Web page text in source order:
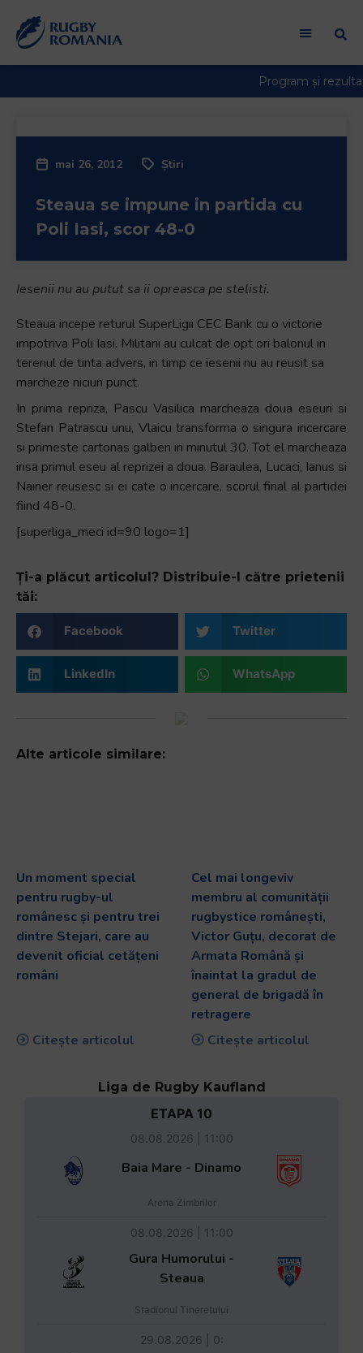
mai 26, 2012 Știri
Steaua se impune in partida cu
Poli Iasi, scor 48-0
Iesenii nu au putut sa ii opreasca pe stelisti.
Steaua incepe returul SuperLigii CEC Bank cu o victorie
impotriva Poli Iasi. Militarii au culcat de opt ori balonul in
terenul de tinta advers, in timp ce iesenii nu au reusit sa
marcheze niciun punct.
In prima repriza, Pascu Vasilica marcheaza doua eseuri si
Stefan Patrascu unu, Vlaicu transforma o singura incercare
si primeste cartonas galben in minutul 30. Tot el marcheaza
insa primul eseu al reprizei a doua. Baraulea, Lucaci, Ianus si
Nainer reusesc si ei cate o incercare, scorul final al partidei
fiind 48-0.
[superliga_meci id=90 logo=1]
Ți-a plăcut articolul? Distribuie-l către prietenii
tăi:
Facebook Twitter
LinkedIn WhatsApp
Alte articole similare:
Un moment special
pentru rugby-ul
românesc și pentru trei
dintre Stejari, care au
devenit oficial cetățeni
români
Citește articolul
Cel mai longeviv
membru al comunității
rugbystice românești,
Victor Guțu, decorat de
Armata Română și
înaintat la gradul de
general de brigadă în
retragere
Citește articolul
Liga de Rugby Kaufland
ETAPA 10
08.08.2026 | 11:00
Baia Mare - Dinamo
Arena Zimbrilor
08.08.2026 | 11:00
Gura Humorului -
Steaua
Stadionul Tineretului
29.08.2026 | 0: